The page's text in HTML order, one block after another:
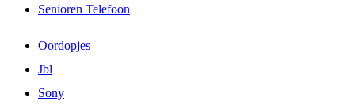
Senioren Telefoon
Oordopjes
Jbl
Sony